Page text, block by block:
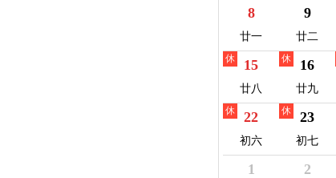
日
8
廿一
9
廿二
15
廿八
休 16
廿九
休
22
初六
休 23
初七
休
1 2